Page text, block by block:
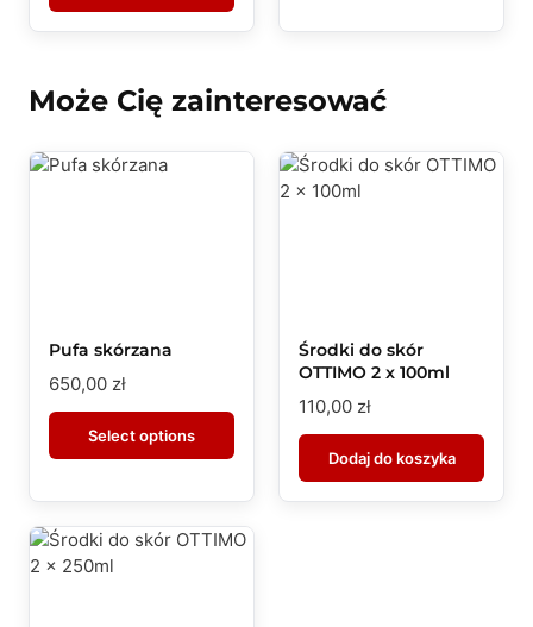
Może Cię zainteresować
Pufa skórzana
650,00 zł
Select options
Środki do skór
OTTIMO 2 x 100ml
110,00 zł
Dodaj do koszyka